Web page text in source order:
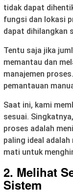
tidak dapat
fungsi dan lokasi
dapat dihilangkan
Tentu saja jika
memantau dan
manajemen
pemantauan
Saat ini, kami
sesuai.
proses adalah
paling ideal adalah
mati untuk
2. Melihat
Sistem